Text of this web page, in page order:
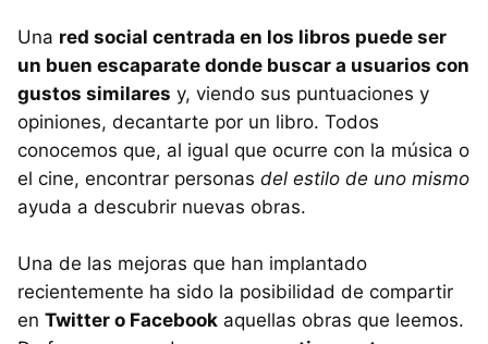
Una red social centrada en los libros puede ser
un buen escaparate donde buscar a usuarios con
gustos similares y, viendo sus puntuaciones y
opiniones, decantarte por un libro. Todos
conocemos que, al igual que ocurre con la música o
el cine, encontrar personas del estilo de uno mismo
ayuda a descubrir nuevas obras.
Una de las mejoras que han implantado
recientemente ha sido la posibilidad de compartir
en Twitter o Facebook aquellas obras que leemos.